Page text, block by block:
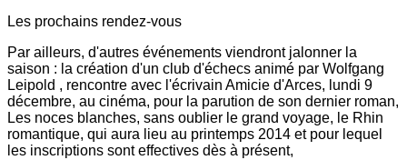
Les prochains rendez-vous
Par ailleurs, d'autres événements viendront jalonner la
saison : la création d'un club d'échecs animé par Wolfgang
Leipold , rencontre avec l'écrivain Amicie d'Arces, lundi 9
décembre, au cinéma, pour la parution de son dernier roman,
Les noces blanches, sans oublier le grand voyage, le Rhin
romantique, qui aura lieu au printemps 2014 et pour lequel
les inscriptions sont effectives dès à présent,